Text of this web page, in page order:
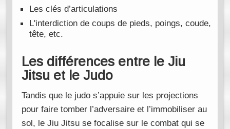
Les clés d’articulations
L'interdiction de coups de pieds, poings, coude,
tête, etc.
Les différences entre le Jiu
Jitsu et le Judo
Tandis que le judo s’appuie sur les projections
pour faire tomber l’adversaire et l’immobiliser au
sol, le Jiu Jitsu se focalise sur le combat qui se